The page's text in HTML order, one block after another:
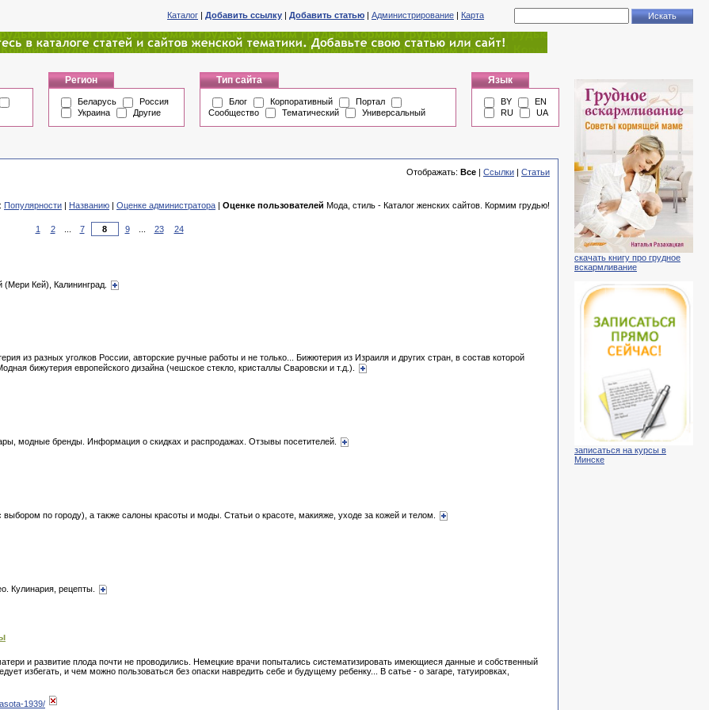
Каталог | Добавить ссылку | Добавить статью | Администрирование | Карта
Регион
Беларусь
Россия
Украина
Другие
Тип сайта
Блог Корпоративный
Портал
Сообщество
Тематический Универсальный
Язык
BY
EN
RU
UA
Отображать: Все | Ссылки | Статьи
Популярности | Названию | Оценке администратора | Оценке пользователей Мода, стиль - Каталог женских сайтов. Кормим грудью!
1 2 7 9 23 24
(Мери Кей), Калининград.
из разных уголков России, авторские ручные работы и не только... Бижютерия из Израиля и других стран, в состав которой
бижутерия европейского дизайна (чешское стекло, кристаллы Сваровски и т.д.).
модные бренды. Информация о скидках и распродажах. Отзывы посетителей.
по городу), а также салоны красоты и моды. Статьи о красоте, макияже, уходе за кожей и телом.
Кулинария, рецепты.
и развитие плода почти не проводились. Немецкие врачи попытались систематизировать имеющиеся данные и собственный
избегать, и чем можно пользоваться без опаски навредить себе и будущему ребенку... В сатье - о загаре, татуировках,
1939/
скачать книгу про грудное
вскармливание
записаться на курсы в
Минске